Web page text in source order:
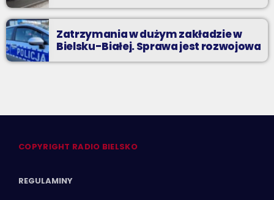
Zatrzymania w dużym zakładzie w
Bielsku-Białej. Sprawa jest rozwojowa
COPYRIGHT RADIO BIELSKO
REGULAMINY